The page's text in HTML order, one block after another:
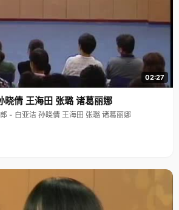
02:27
晓倩 王海田 张璐 诸葛丽娜
- 白亚洁 孙晓倩 王海田 张璐 诸葛丽娜